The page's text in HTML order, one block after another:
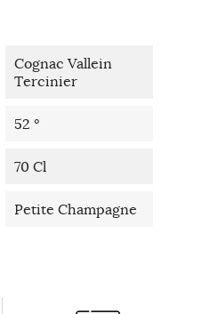
Cognac Vallein
Tercinier
52 °
70 Cl
Petite Champagne